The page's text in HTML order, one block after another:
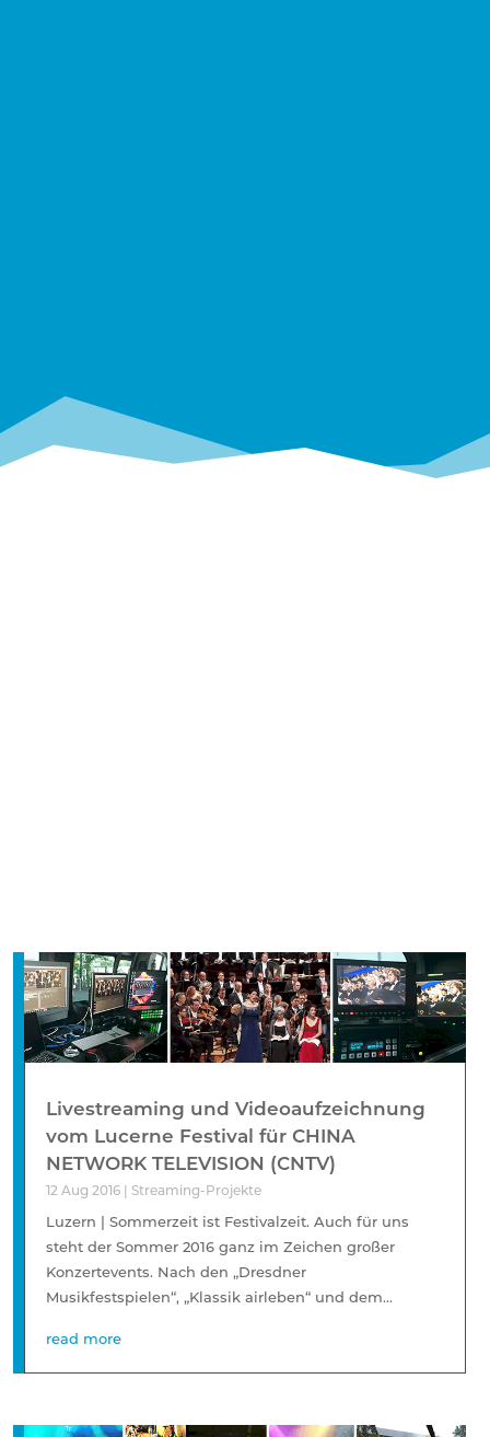
Livestreaming und Videoaufzeichnung
vom Lucerne Festival für CHINA
NETWORK TELEVISION (CNTV)
12 Aug 2016 | Streaming-Projekte
Luzern | Sommerzeit ist Festivalzeit. Auch für uns
steht der Sommer 2016 ganz im Zeichen großer
Konzertevents. Nach den „Dresdner
Musikfestspielen“, „Klassik airleben“ und dem...
read more